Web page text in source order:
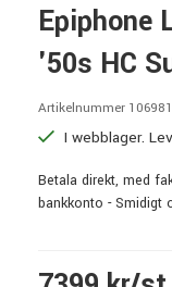
Epiphone
'50s HC
Artikelnummer
I webblager.
Betala direkt, med
bankkonto - Smidigt